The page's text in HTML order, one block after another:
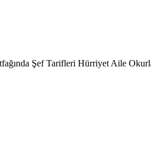
Şef Tarifleri Hürriyet Aile